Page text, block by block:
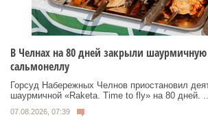
В Челнах на 80 дней закрыли
сальмонеллу
Горсуд Набережных Челнов приостановил
шаурмичной «Raketa. Time to fly» на 80 дней.
07.08.2026, 07:39